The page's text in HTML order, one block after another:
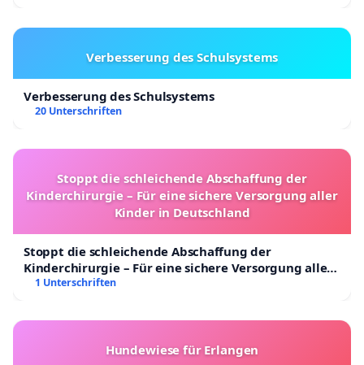
Verbesserung des Schulsystems
Verbesserung des Schulsystems
20 Unterschriften
Stoppt die schleichende Abschaffung der
Kinderchirurgie – Für eine sichere Versorgung aller
Kinder in Deutschland
Stoppt die schleichende Abschaffung der
Kinderchirurgie – Für eine sichere Versorgung aller
Kinder in Deutschland
1 Unterschriften
Hundewiese für Erlangen